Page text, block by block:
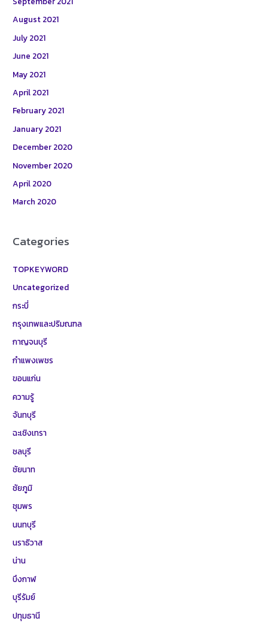
August 2021
July 2021
June 2021
May 2021
April 2021
February 2021
January 2021
December 2020
November 2020
April 2020
March 2020
Categories
TOPKEYWORD
Uncategorized
กระบี่
กรุงเทพและปริมณฑล
กาญจนบุรี
กำแพงเพชร
ขอนแก่น
ความรู้
จันทบุรี
ฉะเชิงเทรา
ชลบุรี
ชัยนาท
ชัยภูมิ
ชุมพร
นนทบุรี
นราธิวาส
น่าน
บึงกาฬ
บุรีรัมย์
ปทุมธานี